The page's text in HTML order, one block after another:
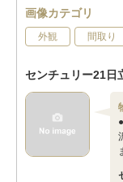
画像カテゴリ
外観 間取り
センチュリー21日